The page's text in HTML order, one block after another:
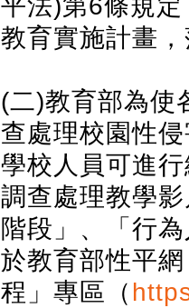
教育實施計畫
(二)教育部為使
查處理校園性
學校人員可進
調查處理教學
階段」、「行
於教育部性平
程」專區（